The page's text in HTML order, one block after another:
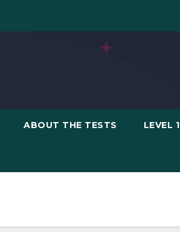
ABOUT THE TESTS LEVEL 1